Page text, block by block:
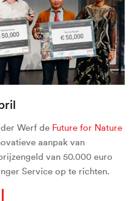
der Werf de Future for Nature
aanpak van
van 50.000 euro
Service op te richten.